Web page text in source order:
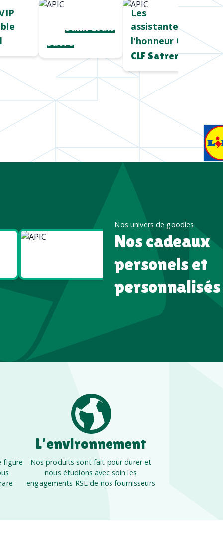
Saint Louis
Sucre
Les
assistantes à
l'honneur Chez
CLF Satrem
Goodies
High tech
Nos univers de goodies
Nos cadeaux
personels et
personnalisés
figure
L’environnement
Nos produits sont fait pour durer et
nous étudions avec soin les
engagements RSE de nos fournisseurs